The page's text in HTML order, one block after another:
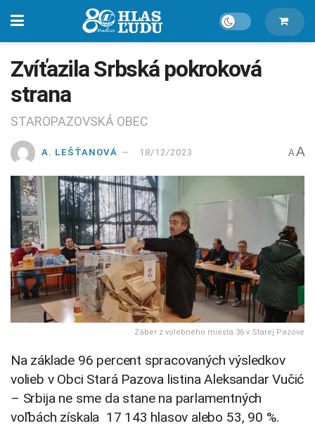
Zvíťazila Srbská pokroková
strana
STAROPAZOVSKÁ OBEC
A. LEŠŤANOVÁ 18/12/2023 A A
Záber z volebného miesta 36 v Starej Pazove
Na základe 96 percent spracovaných výsledkov
volieb v Obci Stará Pazova listina Aleksandar Vučić
– Srbija ne sme da stane na parlamentných
voľbách získala 17 143 hlasov alebo 53, 90 %.